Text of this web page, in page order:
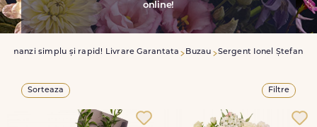
online!
Comanzi simplu și rapid! Livrare Garantata Buzau Sergent Ionel Ștefan
Sorteaza Filtre